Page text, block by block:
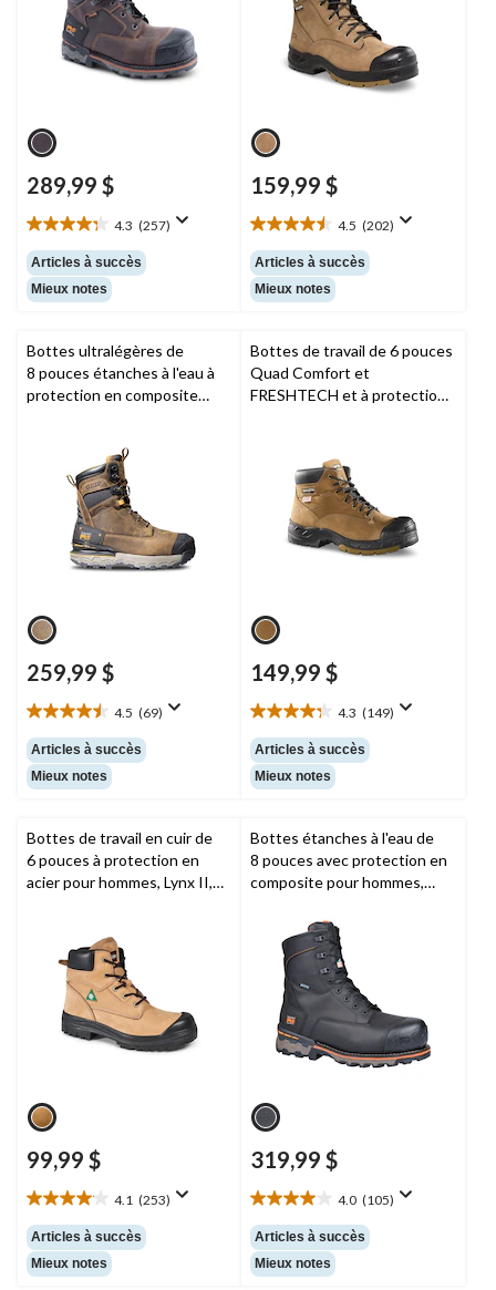
289,99 $
4.3 (257)
4.3
étoile(s)
sur
5.
Articles à succès
Mieux notes
159,99 $
4.5 (202)
4.5
étoile(s)
sur
5.
Articles à succès
Mieux notes
Bottes ultralégères de
8 pouces étanches à l'eau à
protection en composite
259,99 $
4.5 (69)
4.5
étoile(s)
sur
5.
Articles à succès
Mieux notes
Bottes de travail de 6 pouces
Quad Comfort et
FRESHTECH et à protection
149,99 $
4.3 (149)
4.3
étoile(s)
sur
5.
Articles à succès
Mieux notes
Bottes de travail en cuir de
6 pouces à protection en
acier pour hommes, Lynx II,
99,99 $
4.1 (253)
4.1
étoile(s)
sur
5.
Articles à succès
Mieux notes
Bottes étanches à l'eau de
8 pouces avec protection en
composite pour hommes,
319,99 $
4.0 (105)
4.0
étoile(s)
sur
5.
Articles à succès
Mieux notes